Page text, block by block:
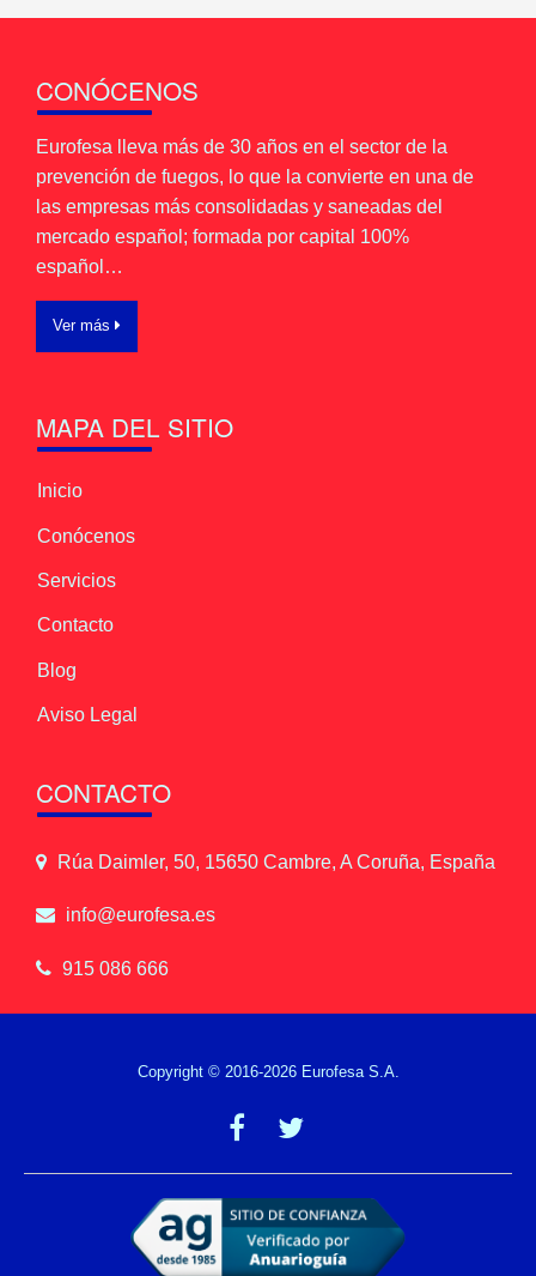
CONÓCENOS
Eurofesa lleva más de 30 años en el sector de la
prevención de fuegos, lo que la convierte en una de
las empresas más consolidadas y saneadas del
mercado español; formada por capital 100%
español…
Ver más
MAPA DEL SITIO
Inicio
Conócenos
Servicios
Contacto
Blog
Aviso Legal
CONTACTO
Rúa Daimler, 50, 15650 Cambre, A Coruña, España
info@eurofesa.es
915 086 666
Copyright © 2016-2026 Eurofesa S.A.